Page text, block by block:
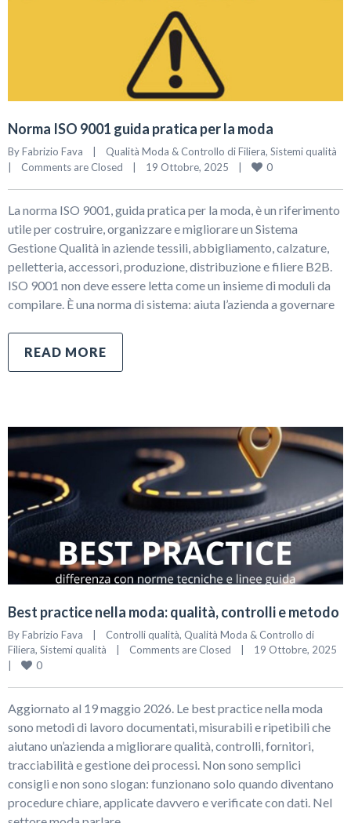
Norma ISO 9001 guida pratica per la moda
By Fabrizio Fava | Qualità Moda & Controllo di Filiera, Sistemi qualità
|
Comments are Closed | 19 Ottobre, 2025 | 0
La norma ISO 9001, guida pratica per la moda, è un riferimento
utile per costruire, organizzare e migliorare un Sistema
Gestione Qualità in aziende tessili, abbigliamento, calzature,
pelletteria, accessori, produzione, distribuzione e filiere B2B.
ISO 9001 non deve essere letta come un insieme di moduli da
compilare. È una norma di sistema: aiuta l’azienda a governare
READ MORE
Best practice nella moda: qualità, controlli e metodo
By Fabrizio Fava Controlli qualità, Qualità Moda & Controllo di
Filiera, Sistemi qualità Comments are Closed
0
Aggiornato al 19 maggio 2026. Le best practice nella moda
sono metodi di lavoro documentati, misurabili e ripetibili che
aiutano un’azienda a migliorare qualità, controlli, fornitori,
tracciabilità e gestione dei processi. Non sono semplici
consigli e non sono slogan: funzionano solo quando diventano
procedure chiare, applicate davvero e verificate con dati. Nel